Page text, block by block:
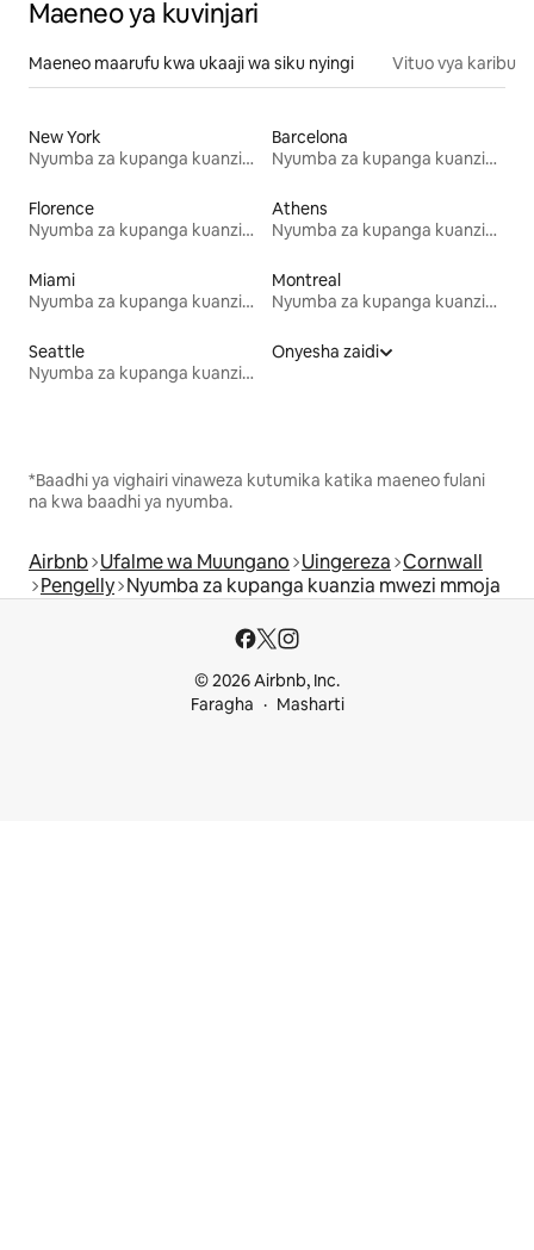
Maeneo ya kuvinjari
Maeneo maarufu kwa ukaaji wa siku nyingi Vituo vya karibu
New York
Nyumba za kupanga kuanzia mwezi mmoja
Barcelona
Nyumba za kupanga kuanzia mwezi mmoja
Florence
Nyumba za kupanga kuanzia mwezi mmoja
Athens
Nyumba za kupanga kuanzia mwezi mmoja
Miami
Nyumba za kupanga kuanzia mwezi mmoja
Montreal
Nyumba za kupanga kuanzia mwezi mmoja
Seattle
Nyumba za kupanga kuanzia mwezi mmoja
Onyesha zaidi
*Baadhi ya vighairi vinaweza kutumika katika maeneo fulani
na kwa baadhi ya nyumba.
Airbnb Ufalme wa Muungano Uingereza Cornwall
Pengelly Nyumba za kupanga kuanzia mwezi mmoja
© 2026 Airbnb, Inc.
Faragha
Masharti